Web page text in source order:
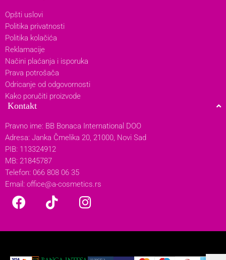
Opšti uslovi
Politika privatnosti
Politika kolačića
Reklamacije
Načini plaćanja i isporuka
Prava potrošača
Odricanje od odgovornosti
Kako poručiti proizvode
Kontakt
Pravno ime: BB Bonaca International DOO
Adresa: Janka Čmelika 20, 21000, Novi Sad
PIB: 113324912
MB: 21845787
Telefon: 066 808 06 35
Email: office@a-cosmetics.rs